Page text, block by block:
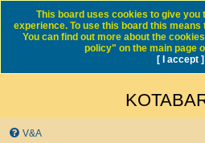
V&A
This board uses cookies to give you
experience. To use this board this
You can find out more about the
policy" on the main page
[ I accept ]